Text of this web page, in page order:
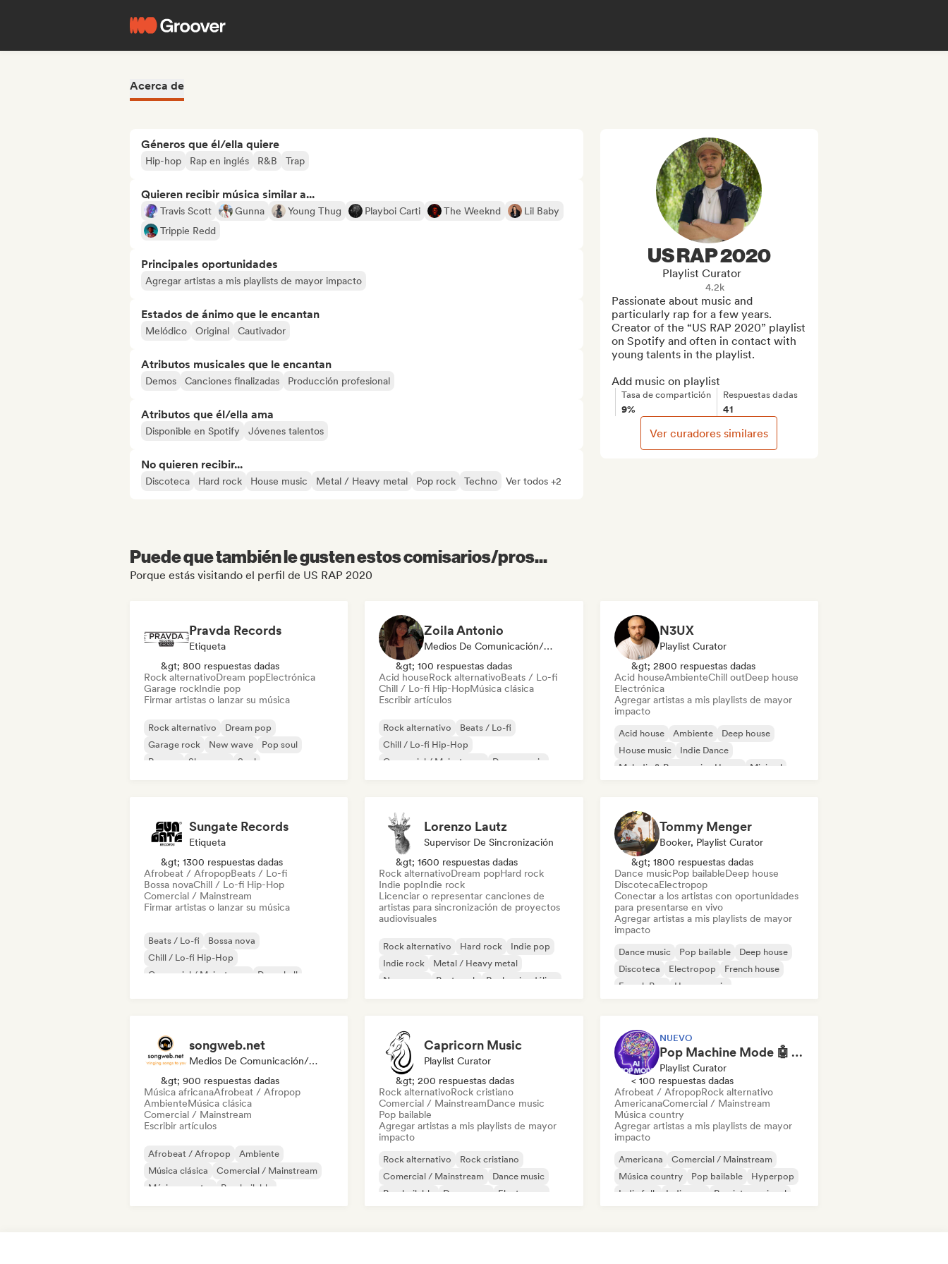
Acerca de
Géneros que él/ella quiere
Hip-hop Rap en inglés R&B Trap
Quieren recibir música similar a...
Travis Scott Gunna Young Thug Playboi Carti The Weeknd
Lil Baby
Trippie Redd
Principales oportunidades
Agregar artistas a mis playlists de mayor impacto
Estados de ánimo que le encantan
Melódico Original Cautivador
Atributos musicales que le encantan
Demos Canciones finalizadas Producción profesional
Atributos que él/ella ama
Disponible en Spotify Jóvenes talentos
No quieren recibir...
Discoteca Hard rock House music Metal / Heavy metal Pop rock Techno Ver todos +2
US RAP 2020
Playlist Curator
4.2k
Passionate about music and
particularly rap for a few years.
Creator of the “US RAP 2020” playlist
on Spotify and often in contact with
young talents in the playlist.
Add music on playlist
Tasa de compartición
9%
Respuestas dadas
41
Ver curadores similares
Puede que también le gusten estos comisarios/pros...
Porque estás visitando el perfil de US RAP 2020
Pravda Records
Etiqueta
&gt; 800 respuestas dadas
Rock alternativoDream popElectrónica
Garage rockIndie pop
Firmar artistas o lanzar su música
Rock alternativo
Dream pop
Garage rock
New wave
Pop soul
Reggae
Shoegaze Soul
Zoila Antonio
Medios De Comunicación/Periodista
&gt; 100 respuestas dadas
Acid houseRock alternativoBeats / Lo-fi
Chill / Lo-fi Hip-HopMúsica clásica
Escribir artículos
Rock alternativo
Beats / Lo-fi
Chill / Lo-fi Hip-Hop
Comercial / Mainstream
Dance music
N3UX
Playlist Curator
&gt; 2800 respuestas dadas
Acid houseAmbienteChill outDeep house
Electrónica
Agregar artistas a mis playlists de mayor
impacto
Acid house Ambiente
Deep house
House music
Indie Dance
Melodic & Progressive House
Minimal
Sungate Records
Etiqueta
&gt; 1300 respuestas dadas
Afrobeat / AfropopBeats / Lo-fi
Bossa novaChill / Lo-fi Hip-Hop
Comercial / Mainstream
Firmar artistas o lanzar su música
Beats / Lo-fi
Bossa nova
Chill / Lo-fi Hip-Hop
Comercial / Mainstream
Dancehall
Lorenzo Lautz
Supervisor De Sincronización
&gt; 1600 respuestas dadas
Rock alternativoDream popHard rock
Indie popIndie rock
Licenciar o representar canciones de
artistas para sincronización de proyectos
audiovisuales
Rock alternativo Hard rock
Indie pop
Indie rock
Metal / Heavy metal
New wave
Post punk Rock psicodélico
Tommy Menger
Booker, Playlist Curator
&gt; 1800 respuestas dadas
Dance musicPop bailableDeep house
DiscotecaElectropop
Conectar a los artistas con oportunidades
para presentarse en vivo
Agregar artistas a mis playlists de mayor
impacto
Dance music Pop bailable
Deep house
Discoteca
Electropop
French house
French Pop
House music
songweb.net
Medios De Comunicación/Periodista
&gt; 900 respuestas dadas
Música africanaAfrobeat / Afropop
AmbienteMúsica clásica
Comercial / Mainstream
Escribir artículos
Afrobeat / Afropop
Ambiente
Música clásica
Comercial / Mainstream
Música country
Pop bailable
Capricorn Music
Playlist Curator
&gt; 200 respuestas dadas
Rock alternativoRock cristiano
Comercial / MainstreamDance music
Pop bailable
Agregar artistas a mis playlists de mayor
impacto
Rock alternativo
Rock cristiano
Comercial / Mainstream
Dance music
Pop bailable
Dream pop
Electropop
NUEVO
Pop Machine Mode 🤖 AI Music, Indie Pop & Dream Pop
Playlist Curator
< 100 respuestas dadas
Afrobeat / AfropopRock alternativo
AmericanaComercial / Mainstream
Música country
Agregar artistas a mis playlists de mayor
impacto
Americana
Comercial / Mainstream
Música country
Pop bailable
Hyperpop
Indie folk
Indie pop Pop internacional